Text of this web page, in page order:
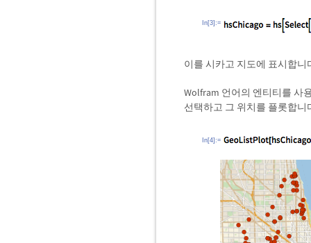
In[3]:=
이를 시카고 지도에 표시합니
Wolfram 언어의 엔티티를 사
선택하고 그 위치를 플롯합니
In[4]:=